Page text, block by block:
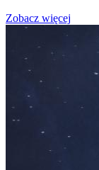
Zobacz więcej